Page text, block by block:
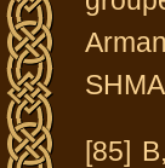
[85]